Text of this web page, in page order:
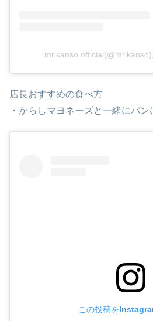
mr.kanso
店長おすすめの食べ方
・からしマヨネーズと一緒にパン
この投稿を